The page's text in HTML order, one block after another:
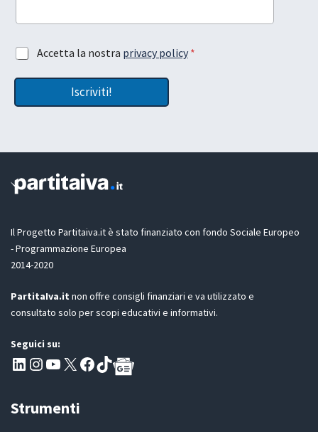
t
a
z
s
i
a
a
A
c
t
n
D
R
*
Accetta la nostra privacy policy *
Iscriviti!
Il Progetto Partitaiva.it è stato finanziato con fondo Sociale Europeo
- Programmazione Europea
2014-2020
PartitaIva.it non offre consigli finanziari e va utilizzato e
consultato solo per scopi educativi e informativi.
Seguici su:
Pagina LinkedIn PartitaIva
Instagram
Canale YouTube Evoluzione - Partitaiva.it
X Segui PartitaIva su Facebook
TikTok
Strumenti